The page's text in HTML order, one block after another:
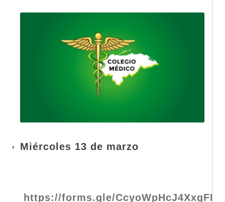
Miércoles 13 de marzo
https://forms.gle/